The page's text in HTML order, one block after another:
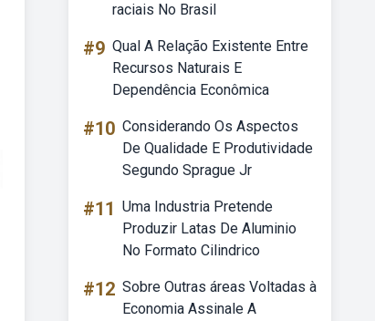
raciais No Brasil
#9 Qual A Relação Existente Entre
Recursos Naturais E
Dependência Econômica
#10 Considerando Os Aspectos
De Qualidade E Produtividade
Segundo Sprague Jr
#11 Uma Industria Pretende
Produzir Latas De Aluminio
No Formato Cilindrico
#12 Sobre Outras áreas Voltadas à
Economia Assinale A